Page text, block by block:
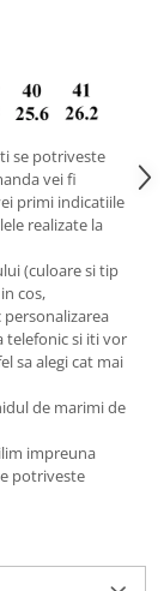
se potriveste
vei fi
primi indicatiile
realizate la
(culoare si tip
cos,
telefonic si iti vor
sa alegi cat mai
de marimi de
impreuna
potriveste